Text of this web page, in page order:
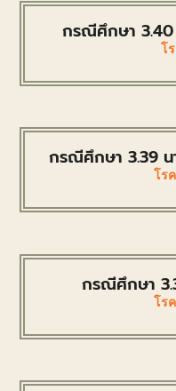
กรณีศึกษา
โ
กรณีศึกษา 3.39
โร
กรณีศึกษา
โร